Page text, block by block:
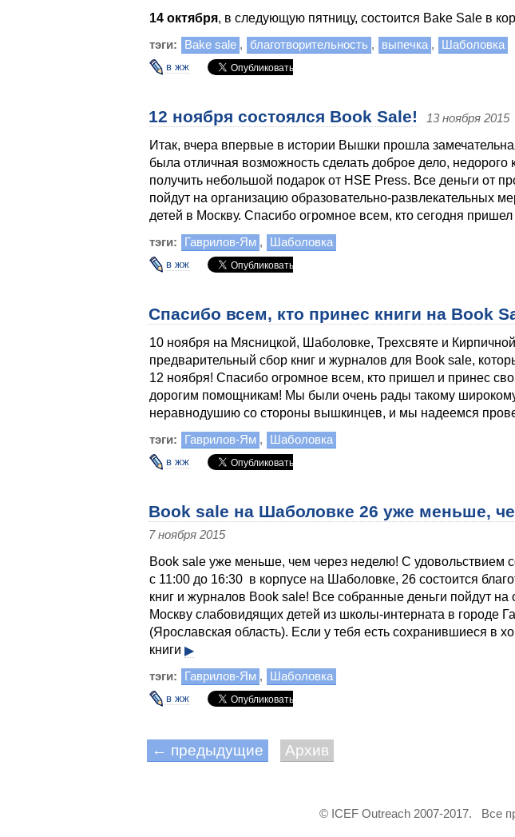
14 октября, в следующую пятницу, состоится Bake Sale в
тэги: Bake sale , благотворительность , выпечка , Шаболовка
в жж
12 ноября состоялся Book Sale! 13 ноября 2015
Итак, вчера впервые в истории Вышки прошла
была отличная возможность сделать доброе дело, недорого
получить небольшой подарок от HSE Press. Все деньги от
пойдут на организацию образовательно-развлекательных
детей в Москву. Спасибо огромное всем, кто сегодня
тэги: Гаврилов-Ям , Шаболовка
в жж
Спасибо всем, кто принес книги на Book
10 ноября на Мясницкой, Шаболовке, Трехсвяте и
предварительный сбор книг и журналов для Book sale,
12 ноября! Спасибо огромное всем, кто пришел и принес
дорогим помощникам! Мы были очень рады такому широкому
неравнодушию со стороны вышкинцев, и мы надеемся
тэги: Гаврилов-Ям , Шаболовка
в жж
Book sale на Шаболовке 26 уже меньше,
7 ноября 2015
Book sale уже меньше, чем через неделю! С удовольствием
с 11:00 до 16:30 в корпусе на Шаболовке, 26 состоится
книг и журналов Book sale! Все собранные деньги пойдут на
Москву слабовидящих детей из школы-интерната в городе
(Ярославская область). Если у тебя есть сохранившиеся в
книги ▶
тэги: Гаврилов-Ям , Шаболовка
в жж
← предыдущие Архив
© ICEF Outreach 2007-2017. Все